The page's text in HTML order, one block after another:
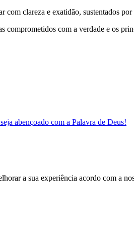
clareza e exatidão, sustentados
com a verdade e os
abençoado com a Palavra de Deus!
a sua experiência acordo com a